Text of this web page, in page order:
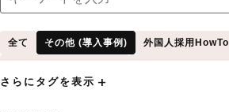
全て その他 (導入事例) 外国人採用HowTo
製造・メーカー (導入事例)
さらにタグを表示 add